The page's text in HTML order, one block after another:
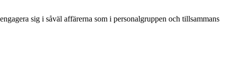
sig i såväl affärerna som i personalgruppen och tillsammans